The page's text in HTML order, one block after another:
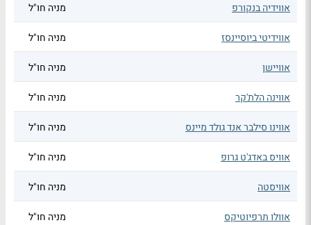
אווידיה בנקורפ מניה חו"ל
אווידיטי ביוסיינסז מניה חו"ל
אוויישן מניה חו"ל
אווינה הלת'קר מניה חו"ל
אווינו סילבר אנד גולד מיינס מניה חו"ל
אוויס באדג'ט גרופ מניה חו"ל
אוויסטה מניה חו"ל
אוולו תרפיוטיקס מניה חו"ל